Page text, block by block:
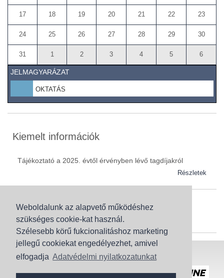
Weboldalunk az alapvető működéshez
szükséges cookie-kat használ.
Szélesebb körű fukcionalitáshoz marketing
jellegű cookiekat engedélyezhet, amivel
elfogadja Adatvédelmi nyilatkozatunkat
17 18 19 20 21 22 23
24 25 26 27 28 29 30
31 1 2 3 4 5 6
JELMAGYARÁZAT
OKTATÁS
Kiemelt információk
Tájékoztató a 2025. évtől érvényben lévő tagdíjakról
Részletek
Szaknévsor
Szaknévsorunk folyamatosan bővül.
Baranya (62)
Bács-Kiskun (43)
Békés (49)
Honlaptérkép Adatvédelem